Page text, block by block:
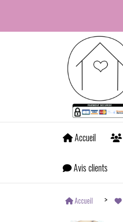
Accueil
Avis clients
Accueil